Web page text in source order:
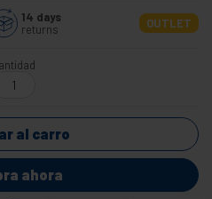
14 days
returns
OUTLET
al carro
ahora